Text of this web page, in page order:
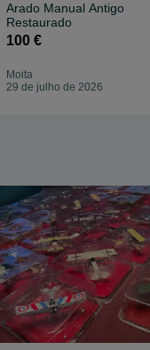
Arado Manual Antigo
Restaurado
100 €
Moita
29 de julho de 2026